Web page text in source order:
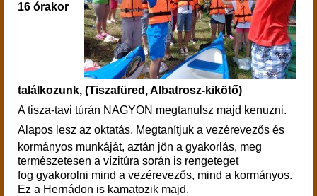
16 órakor
találkozunk, (Tiszafüred, Albatrosz-kikötő)
A tisza-tavi túrán NAGYON megtanulsz majd kenuzni.
Alapos lesz az oktatás. Megtanítjuk a vezérevezős és
kormányos munkáját, aztán jön a gyakorlás, meg
természetesen a vízitúra során is rengeteget
fog gyakorolni mind a vezérevezős, mind a kormányos.
Ez a Hernádon is kamatozik majd.